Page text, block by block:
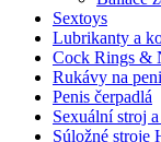
Sextoys
Lubrikanty a
Cock Rings &
Rukávy na
Penis čerpadlá
Sexuální stroj
Súložné stroje